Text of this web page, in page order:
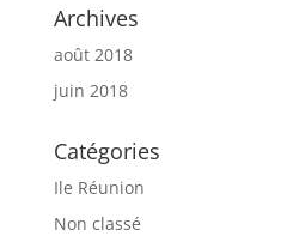
Archives
août 2018
juin 2018
Catégories
Ile Réunion
Non classé